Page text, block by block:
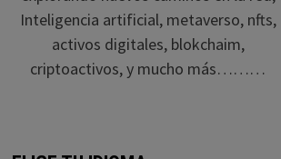
Inteligencia artificial, metaverso, nfts,
activos digitales, blokchaim,
criptoactivos, y mucho más………